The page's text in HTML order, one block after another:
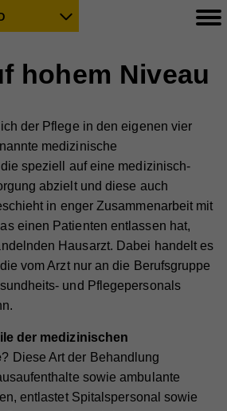
hohem Niveau
der Pflege in den eigenen vier
medizinische
speziell auf eine medizinisch-
abzielt und diese auch
in enger Zusammenarbeit mit
einen Patienten entlassen hat,
Hausarzt. Dabei handelt es
vom Arzt nur an die Berufsgruppe
und Pflegepersonals
der medizinischen
? Diese Art der Behandlung
sowie ambulante
entlastet Spitalspersonal sowie